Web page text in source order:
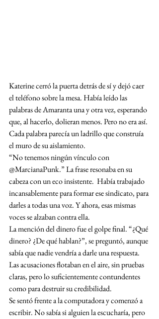
Katerine cerró la puerta detrás de sí y dejó caer
el teléfono sobre la mesa. Había leído las
palabras de Amaranta una y otra vez, esperando
que, al hacerlo, dolieran menos. Pero no era así.
Cada palabra parecía un ladrillo que construía
el muro de su aislamiento.
“No tenemos ningún vínculo con
@MarcianaPunk.” La frase resonaba en su
cabeza con un eco insistente.  Había trabajado
incansablemente para formar ese sindicato, para
darles a todas una voz. Y ahora, esas mismas
voces se alzaban contra ella.
La mención del dinero fue el golpe final. “¿Qué
dinero? ¿De qué hablan?”, se preguntó, aunque
sabía que nadie vendría a darle una respuesta.
Las acusaciones flotaban en el aire, sin pruebas
claras, pero lo suficientemente contundentes
como para destruir su credibilidad.
Se sentó frente a la computadora y comenzó a
escribir. No sabía si alguien la escucharía, pero